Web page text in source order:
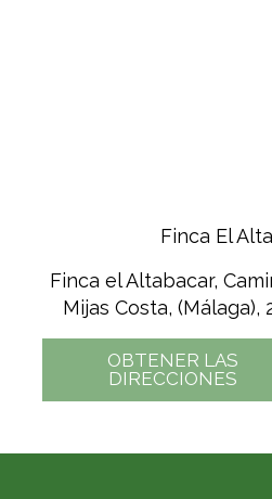
Finca El
Finca el Altabacar,
Mijas Costa, (Málaga),
OBTENER LAS
DIRECCIONES